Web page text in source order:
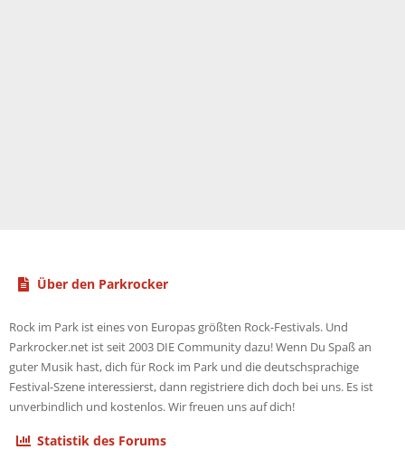
Über den Parkrocker
Rock im Park ist eines von Europas größten Rock-Festivals. Und
Parkrocker.net ist seit 2003 DIE Community dazu! Wenn Du Spaß an
guter Musik hast, dich für Rock im Park und die deutschsprachige
Festival-Szene interessierst, dann registriere dich doch bei uns. Es ist
unverbindlich und kostenlos. Wir freuen uns auf dich!
Statistik des Forums